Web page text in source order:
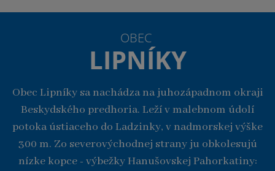
OBEC
LIPNÍKY
Obec Lipníky sa nachádza na juhozápadnom okraji
Beskydského predhoria. Leží v malebnom údolí
potoka ústiaceho do Ladzinky, v nadmorskej výške
300 m. Zo severovýchodnej strany ju obkolesujú
nízke kopce - výbežky Hanušovskej Pahorkatiny: